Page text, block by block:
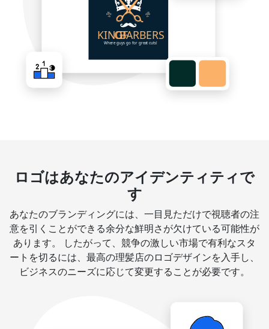
ロゴはあなたのアイデンティティで
す
あなたのブランディングには、一目見ただけで視聴者の注
意を引くことができる余分な鮮明さが欠けている可能性が
あります。 したがって、競争の激しい市場で有利なスタ
ートを切るには、最高の理髪店のロゴデザインを入手し、
ビジネスのニーズに応じて変更することが必要です。